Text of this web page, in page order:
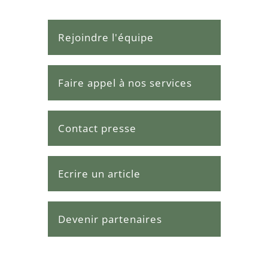
Rejoindre l'équipe
Faire appel à nos services
Contact presse
Ecrire un article
Devenir partenaires